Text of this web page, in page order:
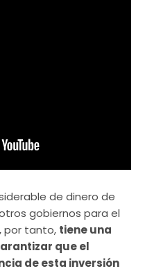
de dinero de
gobiernos para el
por tanto, tiene una
que el
de esta inversión